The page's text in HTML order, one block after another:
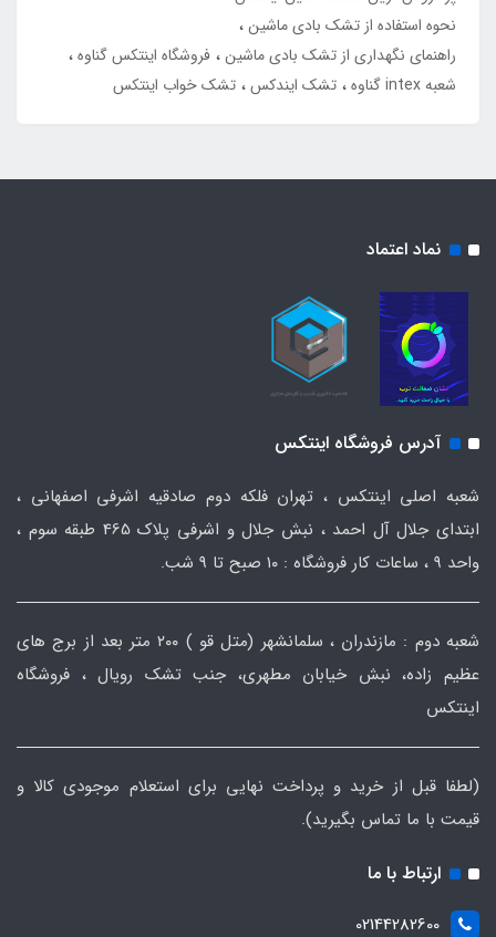
نحوه استفاده از تشک بادی ماشین
راهنمای نگهداری از تشک بادی ماشین فروشگاه اینتکس گناوه
شعبه intex گناوه
تشک ایندکس تشک خواب اینتکس
نماد اعتماد
آدرس فروشگاه اینتکس
شعبه اصلی اینتکس ، تهران فلکه دوم صادقیه اشرفی اصفهانی ،
ابتدای جلال آل احمد ، نبش جلال و اشرفی پلاک 465 طبقه سوم ،
واحد ۹ ، ساعات کار فروشگاه : ۱۰ صبح تا ۹ شب.
شعبه دوم : مازندران ، سلمانشهر (متل قو ) ۲۰۰ متر بعد از برج های
عظیم زاده، نبش خیابان مطهری، جنب تشک رویال ، فروشگاه
اینتکس
(لطفا قبل از خرید و پرداخت نهایی برای استعلام موجودی کالا و
قیمت با ما تماس بگیرید).
ارتباط با ما
02144282600